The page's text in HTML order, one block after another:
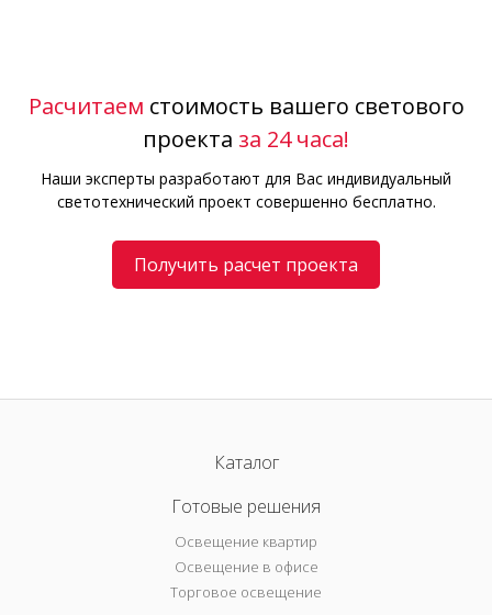
Расчитаем стоимость вашего светового
проекта за 24 часа!
Наши эксперты разработают для Вас индивидуальный
светотехнический проект совершенно бесплатно.
Получить расчет проекта
Каталог
Готовые решения
Освещение квартир
Освещение в офисе
Торговое освещение